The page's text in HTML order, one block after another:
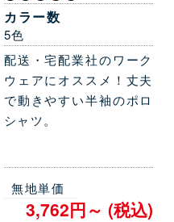
カラー数
5色
配送・宅配業社のワーク
ウェアにオススメ！丈夫
で動きやすい半袖のポロ
シャツ。
無地単価
3,762円～ (税込)